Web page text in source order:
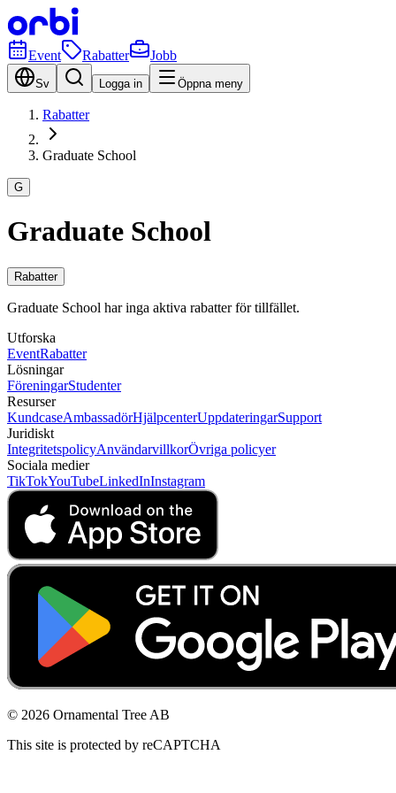
Event Rabatter Jobb
Sv Logga in Öppna meny
Rabatter
Graduate School
G
Graduate School
Rabatter
Graduate School har inga aktiva rabatter för tillfället.
Utforska
EventRabatter
Lösningar
FöreningarStudenter
Resurser
KundcaseAmbassadörHjälpcenterUppdateringarSupport
Juridiskt
IntegritetspolicyAnvändarvillkorÖvriga policyer
Sociala medier
TikTokYouTubeLinkedInInstagram
© 2026 Ornamental Tree AB
This site is protected by reCAPTCHA